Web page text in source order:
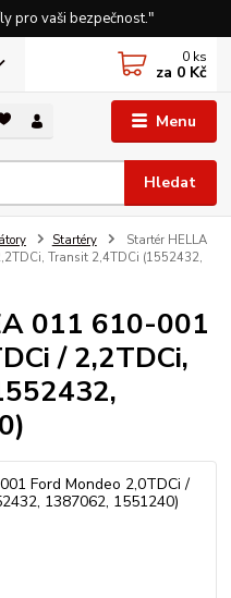
pro vaši bezpečnost."
Menu
Hledat
0 ks
za 0 Kč
Startéry
Startér HELLA
Transit 2,4TDCi (1552432,
011 610-001
/ 2,2TDCi,